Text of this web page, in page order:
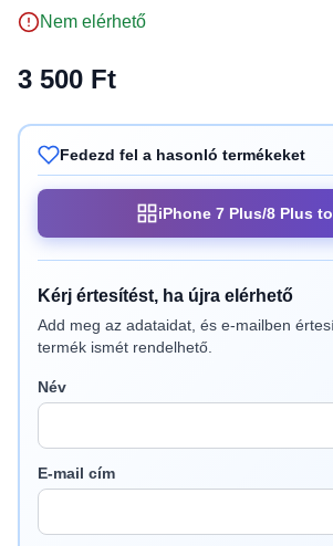
Nem elérhető
3 500 Ft
Fedezd fel a hasonló termékeket
iPhone 7 Plus/8 Plus
Kérj értesítést, ha újra elérhető
Add meg az adataidat, és e-mailben
termék ismét rendelhető.
Név
E-mail cím